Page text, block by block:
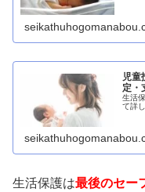
児童
定・
生活
て詳
生活保護は最後のセー